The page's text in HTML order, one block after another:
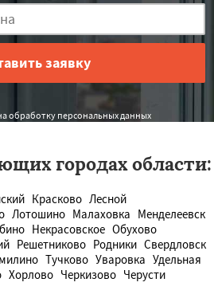
обработку персональных данных
городах области:
Красково Лесной
Лотошино Малаховка Менделеевск
Некрасовское Обухово
Решетниково Родники Свердловск
Тучково Уваровка Удельная
Хорлово Черкизово Черусти